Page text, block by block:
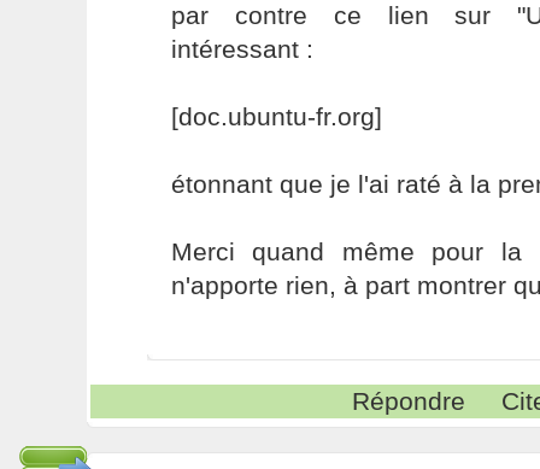
par contre ce lien sur
intéressant :
[doc.ubuntu-fr.org]
étonnant que je l'ai raté à la
Merci quand même pour la
n'apporte rien, à part montrer
Répondre